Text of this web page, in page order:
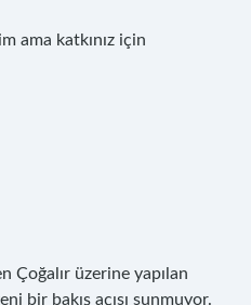
ama katkınız için
Çoğalır üzerine yapılan
bir bakış açısı sunmuyor.